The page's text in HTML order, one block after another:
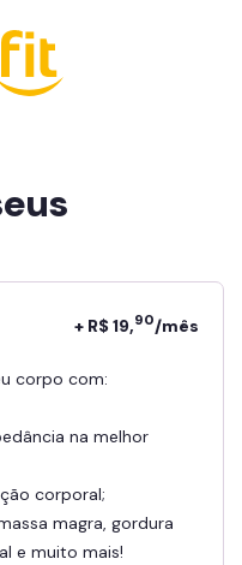
+ R$ 19,90/mês
corpo com:
na melhor
corporal;
magra, gordura
e muito mais!